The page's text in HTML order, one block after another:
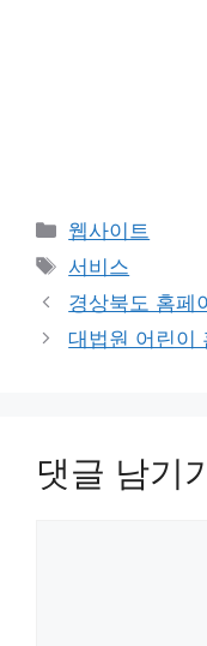
카
테
고
리
웹사이트
태
그
서비스
경상북도 홈페
대법원 어린이
댓글 남기